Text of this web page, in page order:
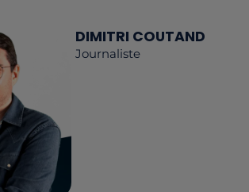
DIMITRI COUTAND
Journaliste